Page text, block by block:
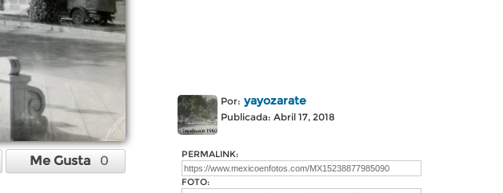
Me Gusta 0
Por: yayozarate
Publicada: Abril 17, 2018
PERMALINK:
FOTO: